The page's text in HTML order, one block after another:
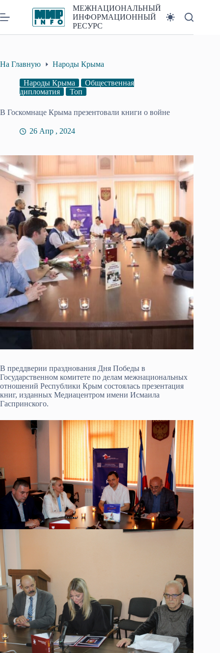
к
сути
МЕЖНАЦИОНАЛЬНЫЙ
ИНФОРМАЦИОННЫЙ
РЕСУРС
На Главную Народы Крыма
Народы Крыма
Общественная
дипломатия
Топ
В Госкомнаце Крыма презентовали книги о войне
26 Апр , 2024
В преддверии празднования Дня Победы в
Государственном комитете по делам межнациональных
отношений Республики Крым состоялась презентация
книг, изданных Медиацентром имени Исмаила
Гаспринского.